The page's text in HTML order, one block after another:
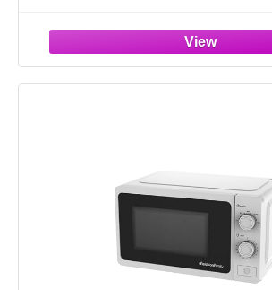
Nero e Acciaio Inox